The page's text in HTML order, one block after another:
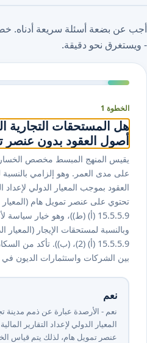
أجب عن بضعة أسئلة سريعة أدناه.
- ويستغرق نحو دقيقة.
الخطوة 1
هل المستحقات التجارية
أصول العقود بدون عنصر
يقيس المنهج المبسط مخصص الخسارة
على مدى العمر. وهو إلزامي بالنسبة
تحتوي على عنصر تمويل هام (المعيار
⁦9⁩.⁦5⁩.⁦5⁩.⁦15⁩ (أ) (ط))، وهو خيار
وبالنسبة لمستحقات الإيجار (المعيار
⁦9⁩.⁦5⁩.⁦5⁩.⁦15⁩ (أ) (⁦2⁩)، (ب)). تأكد
بين الشركات واستثمارات الديون في
نعم
نعم - الأرصدة عبارة عن ذمم مدينة
عنصر تمويل هام، لذلك يتم قياس